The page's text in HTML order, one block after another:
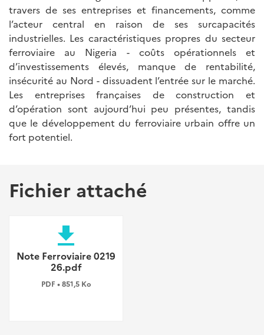
travers de ses entreprises et financements, comme
l’acteur central en raison de ses surcapacités
industrielles. Les caractéristiques propres du secteur
ferroviaire au Nigeria - coûts opérationnels et
d’investissements élevés, manque de rentabilité,
insécurité au Nord - dissuadent l’entrée sur le marché.
Les entreprises françaises de construction et
d’opération sont aujourd’hui peu présentes, tandis
que le développement du ferroviaire urbain offre un
fort potentiel.
Fichier attaché
file_download
Note Ferroviaire 0219
26.pdf
PDF • 851,5 Ko